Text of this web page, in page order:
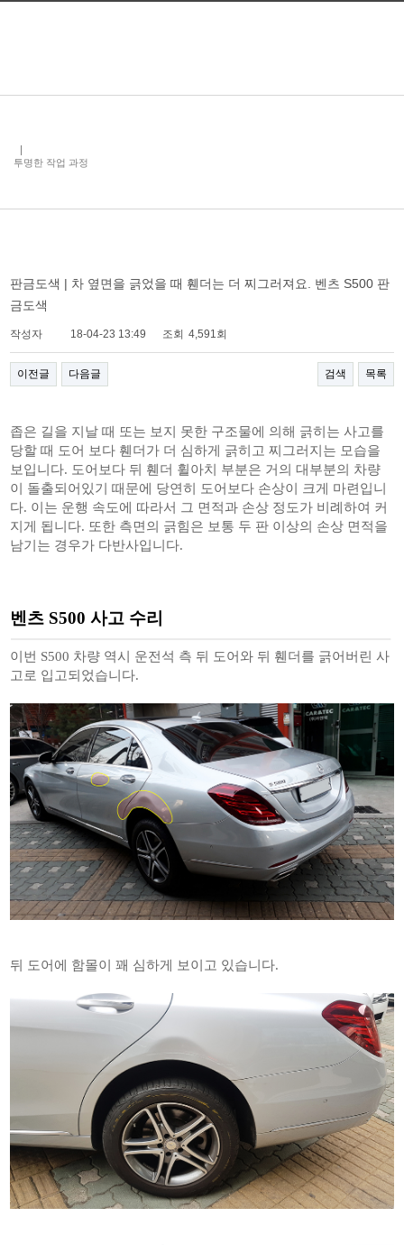
투명한 작업 과정
판금도색 | 차 옆면을 긁었을 때 휀더는 더 찌그러져요. 벤츠 S500 판
금도색
작성자 18-04-23 13:49 조회 4,591회
이전글 다음글 검색 목록
좁은 길을 지날 때 또는 보지 못한 구조물에 의해 긁히는 사고를
당할 때 도어 보다 휀더가 더 심하게 긁히고 찌그러지는 모습을
보입니다. 도어보다 뒤 휀더 휠아치 부분은 거의 대부분의 차량
이 돌출되어있기 때문에 당연히 도어보다 손상이 크게 마련입니
다. 이는 운행 속도에 따라서 그 면적과 손상 정도가 비례하여 커
지게 됩니다. 또한 측면의 긁힘은 보통 두 판 이상의 손상 면적을
남기는 경우가 다반사입니다.
벤츠 S500 사고 수리
이번 S500 차량 역시 운전석 측 뒤 도어와 뒤 휀더를 긁어버린 사
고로 입고되었습니다.
뒤 도어에 함몰이 꽤 심하게 보이고 있습니다.